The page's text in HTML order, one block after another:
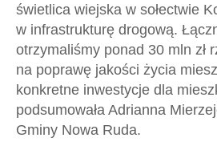
świetlica wiejska w sołectwie
w infrastrukturę drogową.
otrzymaliśmy ponad 30 mln zł
na poprawę jakości życia
konkretne inwestycje dla
podsumowała Adrianna
Gminy Nowa Ruda.